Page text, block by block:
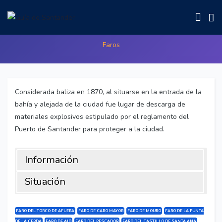
Faro de la Punta de la Cerda
Faros
Considerada baliza en 1870, al situarse en la entrada de la
bahía y alejada de la ciudad fue lugar de descarga de
materiales explosivos estipulado por el reglamento del
Puerto de Santander para proteger a la ciudad.
Información
Situación
bahía y alejada de la ciudad fue lugar de descarga de
FARO DEL TORCO DE AFUERA FARO DE CABO MAYOR FARO DE MOURO
FARO DE LA PUNTA